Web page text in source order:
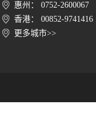
惠州： 0752-2600067
香港： 00852-9741416
更多城市>>